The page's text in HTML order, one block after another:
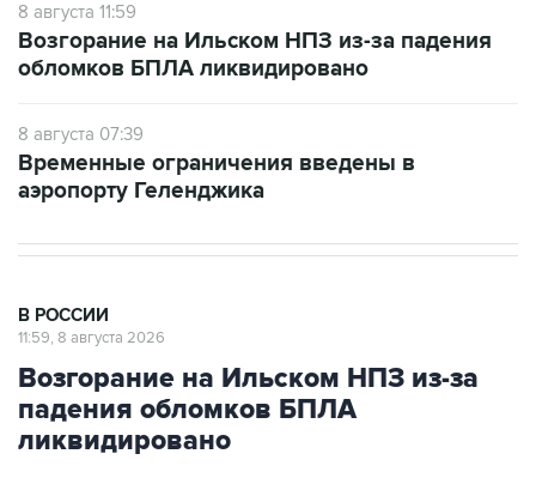
8 августа 11:59
Возгорание на Ильском НПЗ из-за падения
обломков БПЛА ликвидировано
8 августа 07:39
Временные ограничения введены в
аэропорту Геленджика
В РОССИИ
11:59, 8 августа 2026
Возгорание на Ильском НПЗ из-за
падения обломков БПЛА
ликвидировано